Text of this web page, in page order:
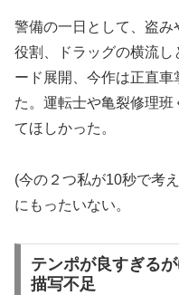
警備の一日として、盗
役割、ドラッグの横流し
ード展開、今作は正直
た。運転士や亀裂修理
てほしかった。
(今の２つ私が10秒で考
にもったいない。
テンポが良すぎる
描写不足